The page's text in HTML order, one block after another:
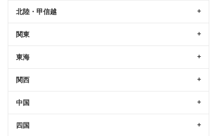
北陸・甲信越
関東
東海
関西
中国
四国